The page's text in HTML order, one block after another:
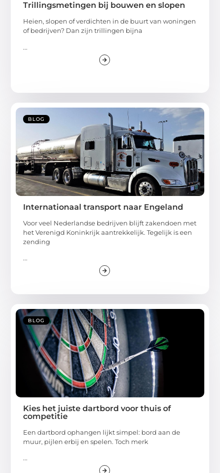
Trillingsmetingen bij bouwen en slopen
Heien, slopen of verdichten in de buurt van woningen
of bedrijven? Dan zijn trillingen bijna
...
BLOG
Internationaal transport naar Engeland
Voor veel Nederlandse bedrijven blijft zakendoen met
het Verenigd Koninkrijk aantrekkelijk. Tegelijk is een
zending
...
BLOG
Kies het juiste dartbord voor thuis of
competitie
Een dartbord ophangen lijkt simpel: bord aan de
muur, pijlen erbij en spelen. Toch merk
...